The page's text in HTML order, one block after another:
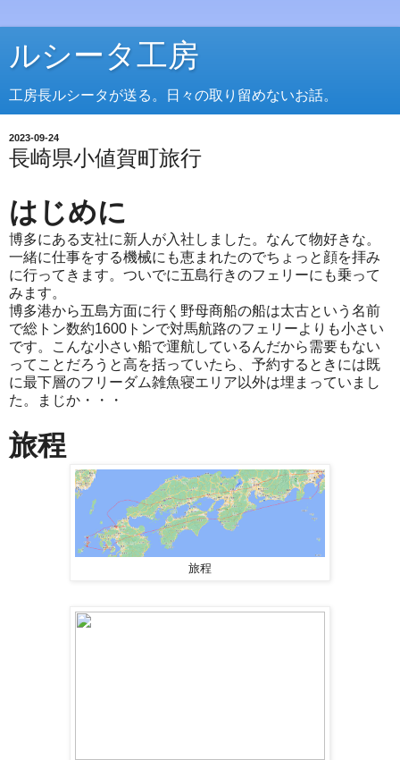
ルシータ工房
工房長ルシータが送る。日々の取り留めないお話。
2023-09-24
長崎県小値賀町旅行
はじめに
博多にある支社に新人が入社しました。なんて物好きな。
一緒に仕事をする機械にも恵まれたのでちょっと顔を拝み
に行ってきます。ついでに五島行きのフェリーにも乗って
みます。
博多港から五島方面に行く野母商船の船は太古という名前
で総トン数約1600トンで対馬航路のフェリーよりも小さい
です。こんな小さい船で運航しているんだから需要もない
ってことだろうと高を括っていたら、予約するときには既
に最下層のフリーダム雑魚寝エリア以外は埋まっていまし
た。まじか・・・
旅程
旅程